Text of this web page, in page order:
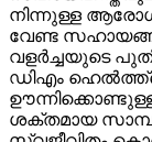
നിന്നുള്ള
വേണ്ട
വളർച്ചയുടെ
ഡിഎം
ശക്തമായ